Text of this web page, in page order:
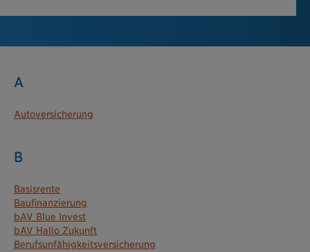
A
Autoversicherung
B
Basisrente
Baufinanzierung
bAV Blue Invest
bAV Hallo Zukunft
Berufsunfähigkeitsversicherung